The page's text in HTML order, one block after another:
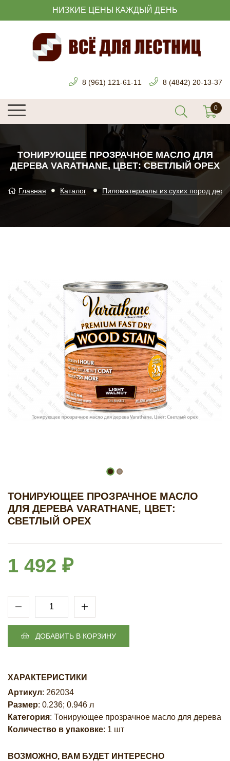
НИЗКИЕ ЦЕНЫ КАЖДЫЙ ДЕНЬ
8 (961) 121-61-11 8 (4842) 20-13-37
ТОНИРУЮЩЕЕ ПРОЗРАЧНОЕ МАСЛО ДЛЯ
ДЕРЕВА VARATHANE, ЦВЕТ: СВЕТЛЫЙ ОРЕХ
Главная Каталог Пиломатериалы из сухих пород
ТОНИРУЮЩЕЕ ПРОЗРАЧНОЕ МАСЛО
ДЛЯ ДЕРЕВА VARATHANE, ЦВЕТ:
СВЕТЛЫЙ ОРЕХ
1 492 ₽
ДОБАВИТЬ В КОРЗИНУ
ХАРАКТЕРИСТИКИ
Артикул: 262034
Размер: 0.236; 0.946 л
Категория: Тонирующее прозрачное масло для дерева
Количество в упаковке: 1 шт
ВОЗМОЖНО, ВАМ БУДЕТ ИНТЕРЕСНО